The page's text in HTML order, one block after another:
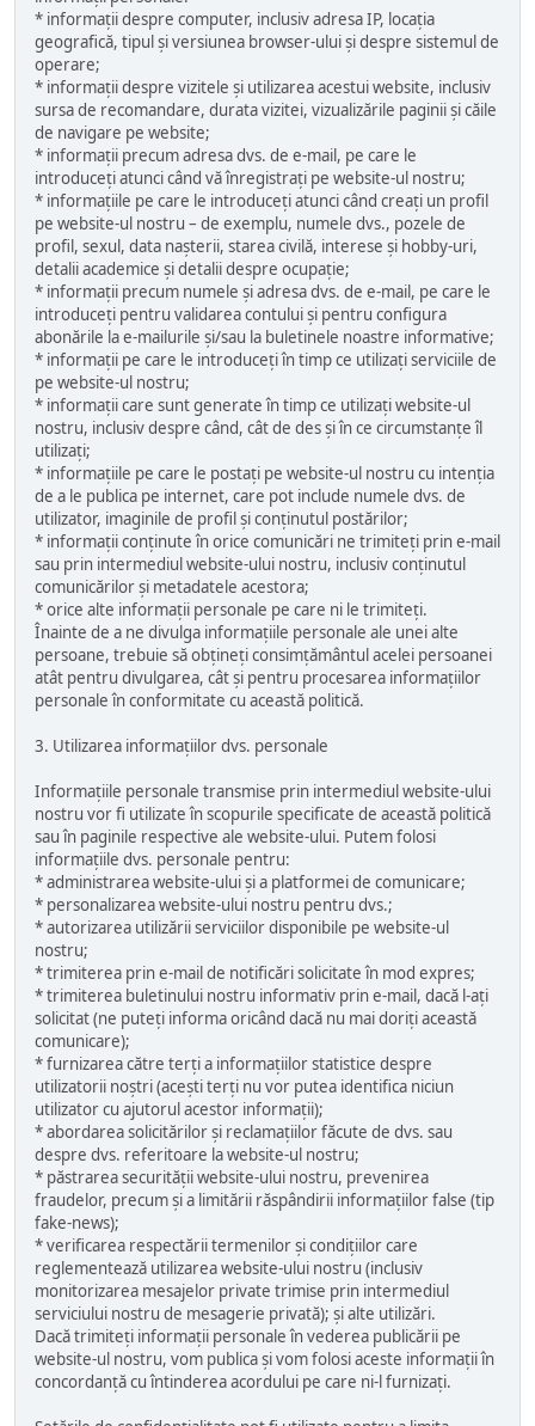
* informații despre computer, inclusiv adresa IP, locația
geografică, tipul și versiunea browser-ului și despre sistemul de
operare;
* informații despre vizitele și utilizarea acestui website, inclusiv
sursa de recomandare, durata vizitei, vizualizările paginii și căile
de navigare pe website;
* informații precum adresa dvs. de e-mail, pe care le
introduceți atunci când vă înregistrați pe website-ul nostru;
* informațiile pe care le introduceți atunci când creați un profil
pe website-ul nostru – de exemplu, numele dvs., pozele de
profil, sexul, data nașterii, starea civilă, interese și hobby-uri,
detalii academice și detalii despre ocupație;
* informații precum numele și adresa dvs. de e-mail, pe care le
introduceți pentru validarea contului și pentru configura
abonările la e-mailurile și/sau la buletinele noastre informative;
* informații pe care le introduceți în timp ce utilizați serviciile de
pe website-ul nostru;
* informații care sunt generate în timp ce utilizați website-ul
nostru, inclusiv despre când, cât de des și în ce circumstanțe îl
utilizați;
* informațiile pe care le postați pe website-ul nostru cu intenția
de a le publica pe internet, care pot include numele dvs. de
utilizator, imaginile de profil și conținutul postărilor;
* informații conținute în orice comunicări ne trimiteți prin e-mail
sau prin intermediul website-ului nostru, inclusiv conținutul
comunicărilor și metadatele acestora;
* orice alte informații personale pe care ni le trimiteți.
Înainte de a ne divulga informațiile personale ale unei alte
persoane, trebuie să obțineți consimțământul acelei persoanei
atât pentru divulgarea, cât și pentru procesarea informațiilor
personale în conformitate cu această politică.
3. Utilizarea informațiilor dvs. personale
Informațiile personale transmise prin intermediul website-ului
nostru vor fi utilizate în scopurile specificate de această politică
sau în paginile respective ale website-ului. Putem folosi
informațiile dvs. personale pentru:
* administrarea website-ului și a platformei de comunicare;
* personalizarea website-ului nostru pentru dvs.;
* autorizarea utilizării serviciilor disponibile pe website-ul
nostru;
* trimiterea prin e-mail de notificări solicitate în mod expres;
* trimiterea buletinului nostru informativ prin e-mail, dacă l-ați
solicitat (ne puteți informa oricând dacă nu mai doriți această
comunicare);
* furnizarea către terți a informațiilor statistice despre
utilizatorii noștri (acești terți nu vor putea identifica niciun
utilizator cu ajutorul acestor informații);
* abordarea solicitărilor și reclamațiilor făcute de dvs. sau
despre dvs. referitoare la website-ul nostru;
* păstrarea securității website-ului nostru, prevenirea
fraudelor, precum și a limitării răspândirii informațiilor false (tip
fake-news);
* verificarea respectării termenilor și condițiilor care
reglementează utilizarea website-ului nostru (inclusiv
monitorizarea mesajelor private trimise prin intermediul
serviciului nostru de mesagerie privată); și alte utilizări.
Dacă trimiteți informații personale în vederea publicării pe
website-ul nostru, vom publica și vom folosi aceste informații în
concordanță cu întinderea acordului pe care ni-l furnizați.